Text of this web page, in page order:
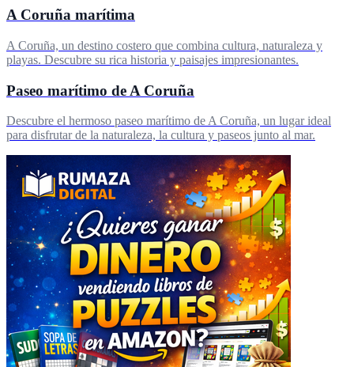
A Coruña marítima
A Coruña, un destino costero que combina cultura, naturaleza y
playas. Descubre su rica historia y paisajes impresionantes.
Paseo marítimo de A Coruña
Descubre el hermoso paseo marítimo de A Coruña, un lugar ideal
para disfrutar de la naturaleza, la cultura y paseos junto al mar.